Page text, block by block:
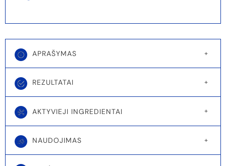
APRAŠYMAS
REZULTATAI
AKTYVIEJI INGREDIENTAI
NAUDOJIMAS